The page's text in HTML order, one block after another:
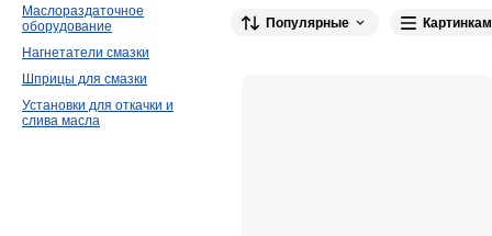
Популярные
Маслораздаточное
оборудование
Нагнетатели смазки
Шприцы для смазки
Установки для откачки и
слива масла